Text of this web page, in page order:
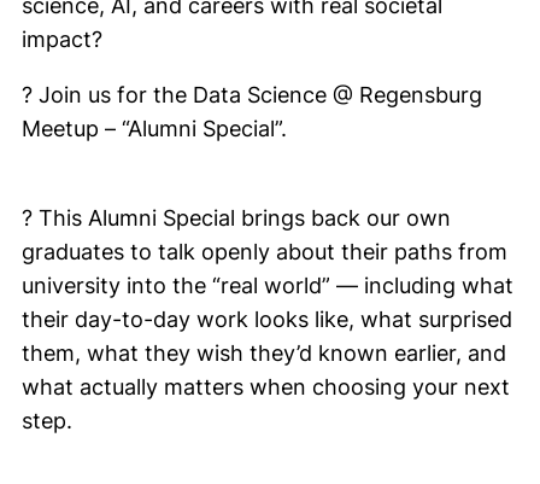
science, AI, and careers with real societal
impact?
? Join us for the Data Science @ Regensburg
Meetup – “Alumni Special”.
? This Alumni Special brings back our own
graduates to talk openly about their paths from
university into the “real world” — including what
their day-to-day work looks like, what surprised
them, what they wish they’d known earlier, and
what actually matters when choosing your next
step.